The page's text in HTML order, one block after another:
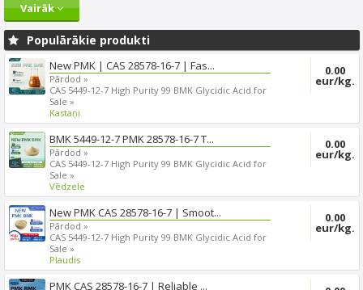
Vairāk
Populārākie produkti
New PMK | CAS 28578-16-7 | Fas...
Pārdod »
CAS 5449-12-7 High Purity 99 BMK Glycidic Acid for
Sale »
Kastaņi
0.00
eur/kg.
BMK 5449-12-7 PMK 28578-16-7 T...
Pārdod »
CAS 5449-12-7 High Purity 99 BMK Glycidic Acid for
Sale »
Vēdzele
0.00
eur/kg.
New PMK CAS 28578-16-7 | Smoot...
Pārdod »
CAS 5449-12-7 High Purity 99 BMK Glycidic Acid for
Sale »
Plaudis
0.00
eur/kg.
PMK CAS 28578-16-7 | Reliable ...